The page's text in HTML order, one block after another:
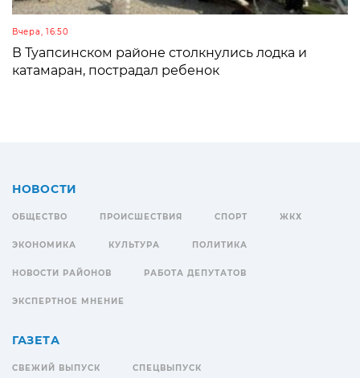
Вчера, 16:50
В Туапсинском районе столкнулись лодка и
катамаран, пострадал ребенок
НОВОСТИ
ОБЩЕСТВО ПРОИСШЕСТВИЯ СПОРТ ЖКХ
ЭКОНОМИКА КУЛЬТУРА ПОЛИТИКА
НОВОСТИ РАЙОНОВ РАБОТА ДЕПУТАТОВ
ЭКСПЕРТНОЕ МНЕНИЕ
ГАЗЕТА
СВЕЖИЙ ВЫПУСК СПЕЦВЫПУСК